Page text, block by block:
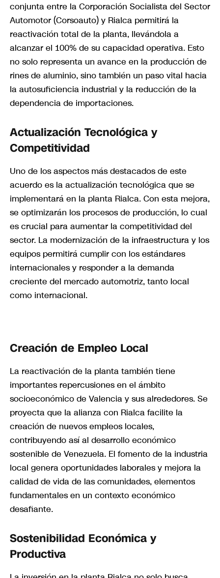
conjunta entre la Corporación Socialista del Sector
Automotor (Corsoauto) y Rialca permitirá la
reactivación total de la planta, llevándola a
alcanzar el 100% de su capacidad operativa. Esto
no solo representa un avance en la producción de
rines de aluminio, sino también un paso vital hacia
la autosuficiencia industrial y la reducción de la
dependencia de importaciones.
Actualización Tecnológica y
Competitividad
Uno de los aspectos más destacados de este
acuerdo es la actualización tecnológica que se
implementará en la planta Rialca. Con esta mejora,
se optimizarán los procesos de producción, lo cual
es crucial para aumentar la competitividad del
sector. La modernización de la infraestructura y los
equipos permitirá cumplir con los estándares
internacionales y responder a la demanda
creciente del mercado automotriz, tanto local
como internacional.
Creación de Empleo Local
La reactivación de la planta también tiene
importantes repercusiones en el ámbito
socioeconómico de Valencia y sus alrededores. Se
proyecta que la alianza con Rialca facilite la
creación de nuevos empleos locales,
contribuyendo así al desarrollo económico
sostenible de Venezuela. El fomento de la industria
local genera oportunidades laborales y mejora la
calidad de vida de las comunidades, elementos
fundamentales en un contexto económico
desafiante.
Sostenibilidad Económica y
Productiva